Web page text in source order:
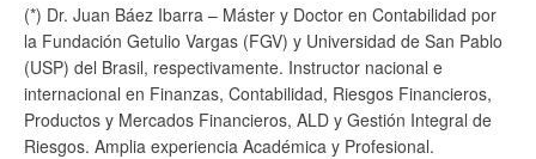
(*) Dr. Juan Báez Ibarra – Máster y Doctor en Contabilidad por
la Fundación Getulio Vargas (FGV) y Universidad de San Pablo
(USP) del Brasil, respectivamente. Instructor nacional e
internacional en Finanzas, Contabilidad, Riesgos Financieros,
Productos y Mercados Financieros, ALD y Gestión Integral de
Riesgos. Amplia experiencia Académica y Profesional.